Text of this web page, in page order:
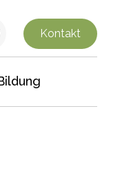
Kontakt